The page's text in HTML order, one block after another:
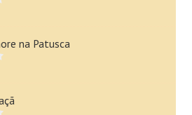
na Patusca